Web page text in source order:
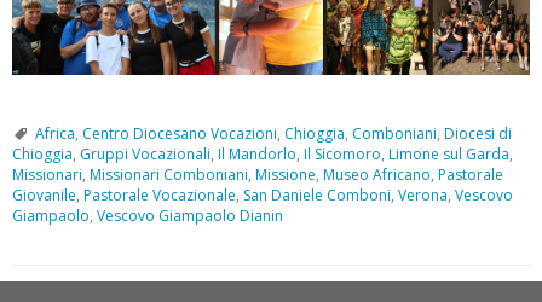
Africa, Centro Diocesano Vocazioni, Chioggia, Comboniani, Diocesi di
Chioggia, Gruppi Vocazionali, Il Mandorlo, Il Sicomoro, Limone sul Garda,
Missionari, Missionari Comboniani, Missione, Museo Africano, Pastorale
Giovanile, Pastorale Vocazionale, San Daniele Comboni, Verona, Vescovo
Giampaolo, Vescovo Giampaolo Dianin